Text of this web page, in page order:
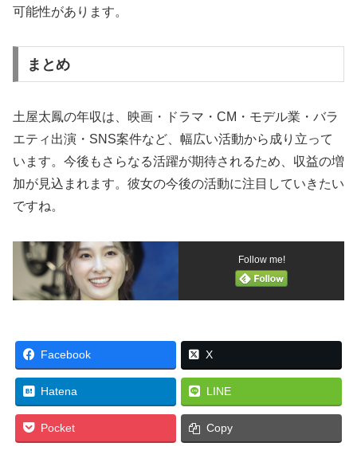
可能性があります。
まとめ
土屋太鳳の年収は、映画・ドラマ・CM・モデル業・バラ
エティ出演・SNS案件など、幅広い活動から成り立って
います。今後もさらなる活躍が期待されるため、収益の増
加が見込まれます。彼女の今後の活動に注目していきたい
ですね。
Follow me!
Facebook X
Hatena LINE
Pocket Copy